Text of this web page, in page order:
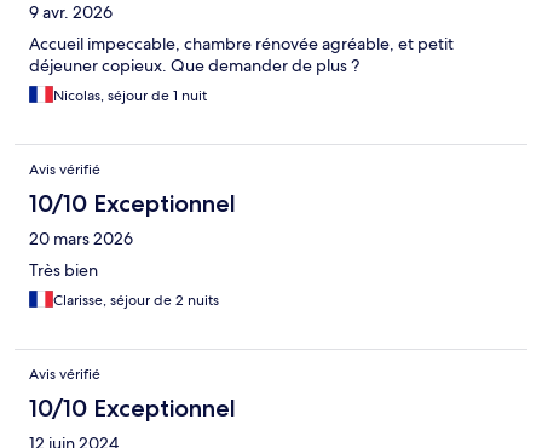
9 avr. 2026
Accueil impeccable, chambre rénovée agréable, et petit
déjeuner copieux. Que demander de plus ?
Nicolas, séjour de 1 nuit
Avis vérifié
10/10 Exceptionnel
20 mars 2026
Très bien
Clarisse, séjour de 2 nuits
Avis vérifié
10/10 Exceptionnel
12 juin 2024